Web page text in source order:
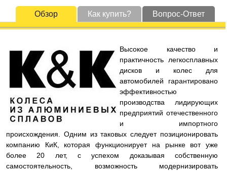
Обзор Как купить? Вопрос-Ответ
Высокое качество и
практичность легкосплавных
дисков и колес для
автомобилей гарантировано
эффективностью
производства лидирующих
предприятий отечественного
и импортного
происхождения. Одним из таковых следует позиционировать
компанию КиК, которая функционирует на рынке вот уже
более 20 лет, с успехом доказывая собственную
самостоятельность, возможность модернизировать